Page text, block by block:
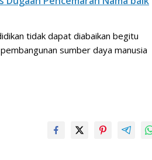
tidak dapat diabaikan begitu
sumber daya manusia